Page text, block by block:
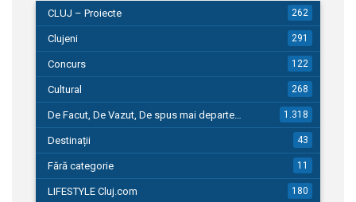
CLUJ – Proiecte 262
Clujeni 291
Concurs 122
Cultural 268
De Facut, De Vazut, De spus mai departe… 1.318
Destinații 43
Fără categorie 11
LIFESTYLE Cluj.com 180